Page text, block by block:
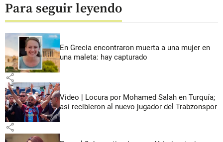
Para seguir leyendo
En Grecia encontraron muerta a una mujer en
una maleta: hay capturado
share
Video | Locura por Mohamed Salah en Turquía;
así recibieron al nuevo jugador del Trabzonspor
share